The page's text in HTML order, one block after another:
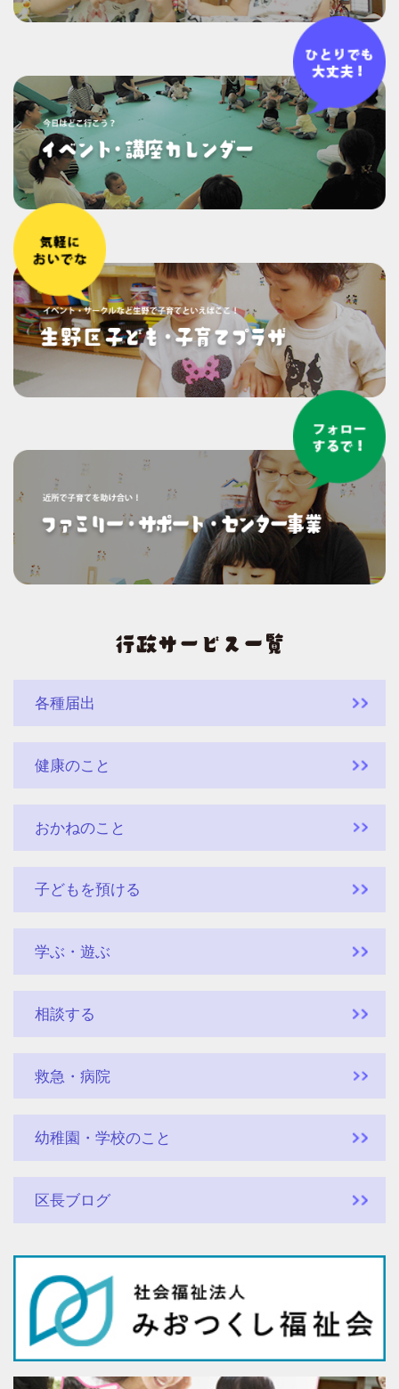
各種届出
健康のこと
おかねのこと
子どもを預ける
学ぶ・遊ぶ
相談する
救急・病院
幼稚園・学校のこと
区長ブログ